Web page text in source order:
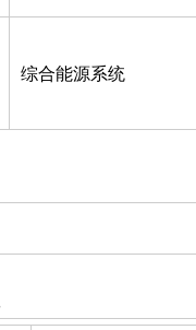
综合能源系统